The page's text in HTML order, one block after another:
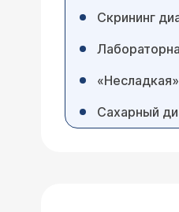
Скрининг
Сахарный